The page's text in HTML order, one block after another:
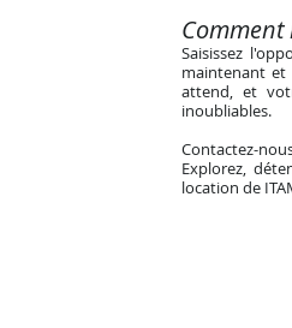
Comment
Saisissez
maintenant et
attend, et
inoubliables.
Contactez-
Explorez,
location de